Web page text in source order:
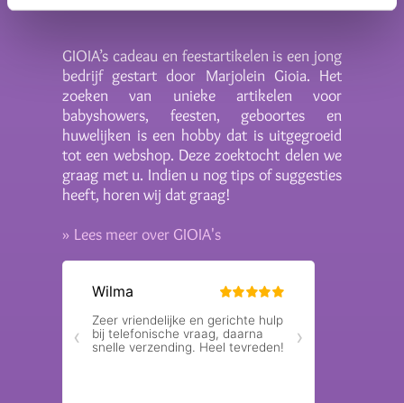
GIOIA’s cadeau en feestartikelen is een jong
bedrijf gestart door Marjolein Gioia. Het
zoeken van unieke artikelen voor
babyshowers, feesten, geboortes en
huwelijken is een hobby dat is uitgegroeid
tot een webshop. Deze zoektocht delen we
graag met u. Indien u nog tips of suggesties
heeft, horen wij dat graag!
» Lees meer over GIOIA's